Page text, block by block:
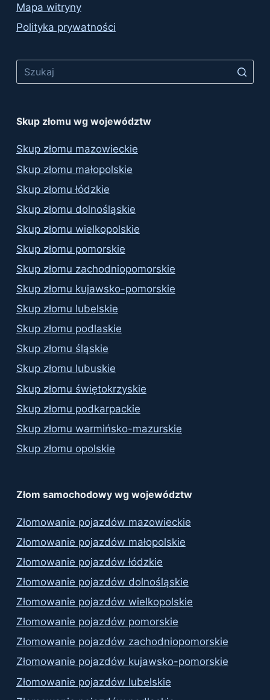
Mapa witryny
Polityka prywatności
Skup złomu wg województw
Skup złomu mazowieckie
Skup złomu małopolskie
Skup złomu łódzkie
Skup złomu dolnośląskie
Skup złomu wielkopolskie
Skup złomu pomorskie
Skup złomu zachodniopomorskie
Skup złomu kujawsko-pomorskie
Skup złomu lubelskie
Skup złomu podlaskie
Skup złomu śląskie
Skup złomu lubuskie
Skup złomu świętokrzyskie
Skup złomu podkarpackie
Skup złomu warmińsko-mazurskie
Skup złomu opolskie
Złom samochodowy wg województw
Złomowanie pojazdów mazowieckie
Złomowanie pojazdów małopolskie
Złomowanie pojazdów łódzkie
Złomowanie pojazdów dolnośląskie
Złomowanie pojazdów wielkopolskie
Złomowanie pojazdów pomorskie
Złomowanie pojazdów zachodniopomorskie
Złomowanie pojazdów kujawsko-pomorskie
Złomowanie pojazdów lubelskie